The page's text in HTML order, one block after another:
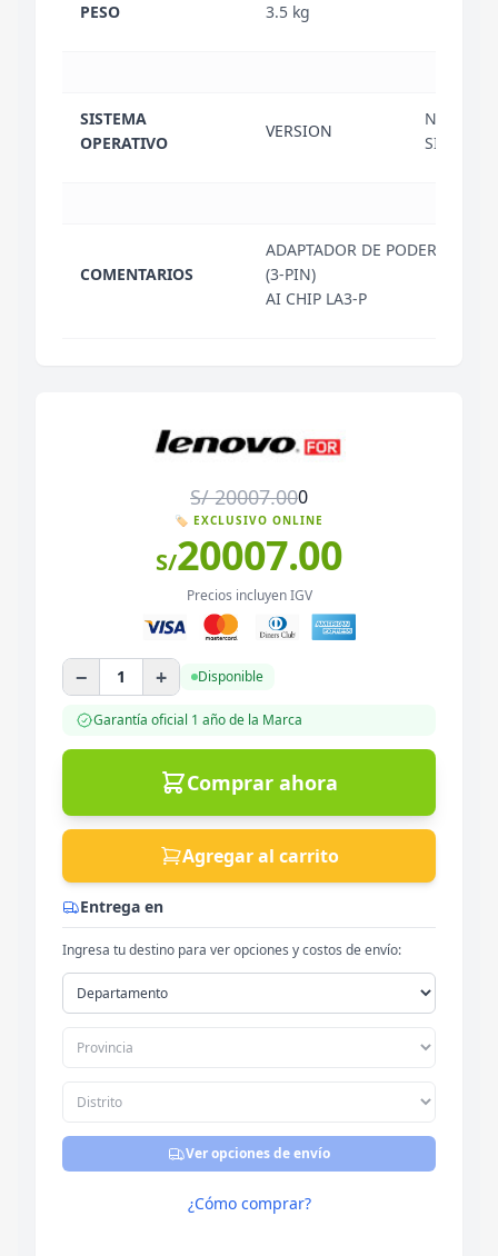
PESO 3.5 kg
SISTEMA
OPERATIVO
VERSION
NO
SISTEMA
COMENTARIOS
ADAPTADOR DE PODER DE
(3-PIN)
AI CHIP LA3-P
S/20007.000
🏷️ EXCLUSIVO ONLINE
S/20007.00
Precios incluyen IGV
− 1 + Disponible
Garantía oficial 1 añode la Marca
Comprar ahora
Agregar al carrito
Entrega en
Ingresa tu destino para ver opciones y costos de envío:
Ver opciones de envío
¿Cómo comprar?